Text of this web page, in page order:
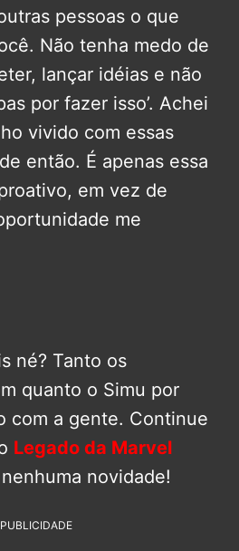
pessoas o que
Não tenha medo de
lançar idéias e não
por fazer isso’. Achei
vivido com essas
então. É apenas essa
em vez de
me
né? Tanto os
quanto o Simu por
com a gente. Continue
Legado da Marvel
novidade!
PUBLICIDADE